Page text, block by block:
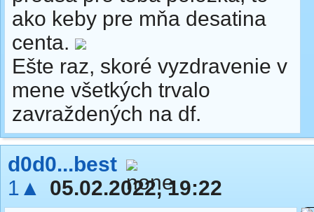
ako keby pre mňa desatina
centa.
Ešte raz, skoré vyzdravenie v
mene všetkých trvalo
zavraždených na df.
d0d0...best
1▲
05.02.2022, 19:22